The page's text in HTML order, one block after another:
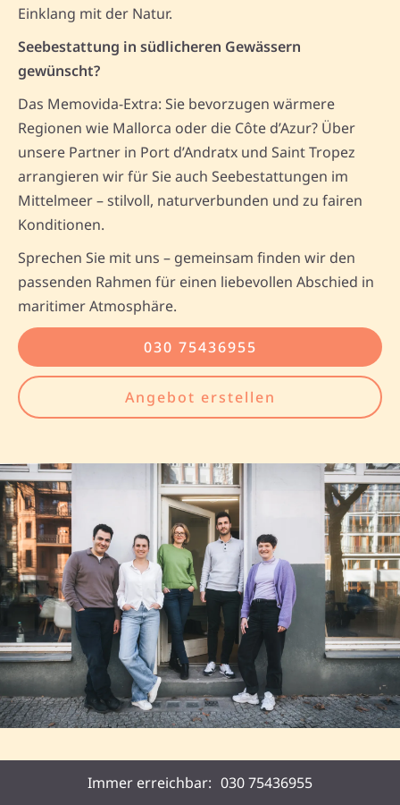
Einklang mit der Natur.
Seebestattung in südlicheren Gewässern
gewünscht?
Das Memovida-Extra: Sie bevorzugen wärmere
Regionen wie Mallorca oder die Côte d’Azur? Über
unsere Partner in Port d’Andratx und Saint Tropez
arrangieren wir für Sie auch Seebestattungen im
Mittelmeer – stilvoll, naturverbunden und zu fairen
Konditionen.
Sprechen Sie mit uns – gemeinsam finden wir den
passenden Rahmen für einen liebevollen Abschied in
maritimer Atmosphäre.
030 75436955
Angebot erstellen
Immer erreichbar: 030 75436955